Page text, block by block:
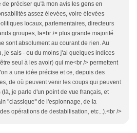
de préciser qu'à mon avis les gens en
assez élevées, voire élevées
locaux, parlementaires, directeurs
groupes, la<br /> plus grande majorité
sont absolument au courant de rien. Au
je sais - ou du moins j'ai quelques indices
seul à les avoir) qui me<br /> permettent
a une idée précise et ce, depuis des
de où peuvent venir les coups qui peuvent
(là, je parle d'un point de vue français, et
"classique" de l'espionnage, de la
opérations de destabilisation, etc...).<br />